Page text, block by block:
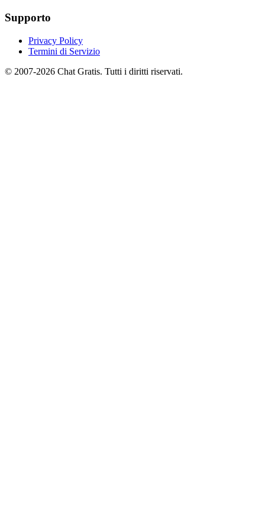
Supporto
Privacy Policy
Termini di Servizio
© 2007-2026 Chat Gratis. Tutti i diritti riservati.